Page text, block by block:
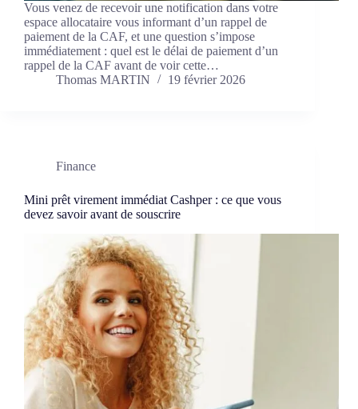
Vous venez de recevoir une notification dans votre
espace allocataire vous informant d’un rappel de
paiement de la CAF, et une question s’impose
immédiatement : quel est le délai de paiement d’un
rappel de la CAF avant de voir cette…
Thomas MARTIN
19 février 2026
Finance
Mini prêt virement immédiat Cashper : ce que vous
devez savoir avant de souscrire